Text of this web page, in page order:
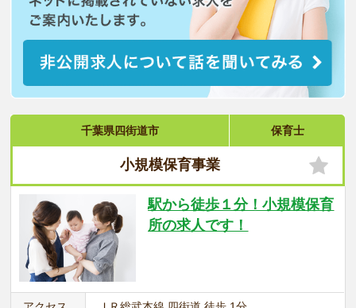
千葉県四街道市 保育士
小規模保育事業
駅から徒歩１分！小規模保育
所の求人です！